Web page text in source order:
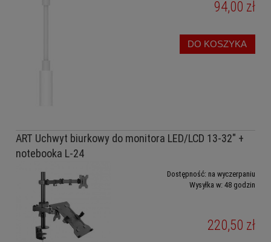
94,00 zł
DO KOSZYKA
ART Uchwyt biurkowy do monitora LED/LCD 13-32" +
notebooka L-24
Dostępność: na wyczerpaniu
Wysyłka w: 48 godzin
220,50 zł